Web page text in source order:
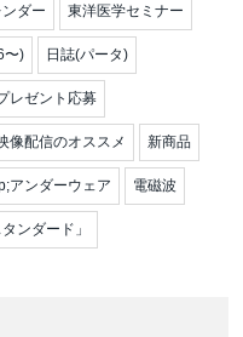
ダー 東洋医学セミナー
〜) 日誌(パータ)
レゼント応募
像配信のオススメ 新商品
アンダーウェア 電磁波
ンダード」